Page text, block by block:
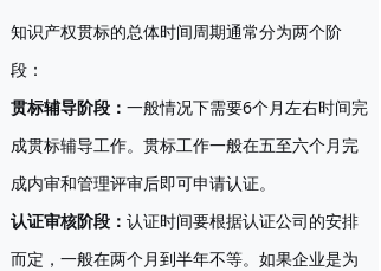
知识产权贯标的总体时间周期通常分为两个阶
段：
贯标辅导阶段 ： 一般情况下需要6个月左右时间完
成贯标辅导工作。贯标工作一般在五至六个月完
成内审和管理评审后即可申请认证。
认证审核阶段 ： 认证时间要根据认证公司的安排
而定，一般在两个月到半年不等。如果企业是为